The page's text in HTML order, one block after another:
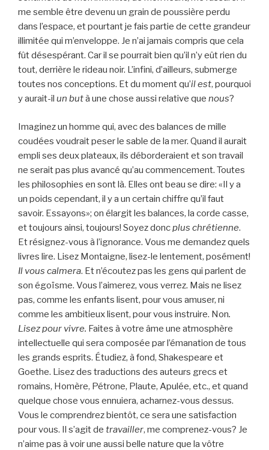
me semble être devenu un grain de poussière perdu
dans l’espace, et pourtant je fais partie de cette grandeur
illimitée qui m’enveloppe. Je n’ai jamais compris que cela
fût désespérant. Car il se pourrait bien qu’il n’y eût rien du
tout, derrière le rideau noir. L’infini, d’ailleurs, submerge
toutes nos conceptions. Et du moment qu’il est, pourquoi
y aurait-il un butà une chose aussi relative que nous?
Imaginez un homme qui, avec des balances de mille
coudées voudrait peser le sable de la mer. Quand il aurait
empli ses deux plateaux, ils déborderaient et son travail
ne serait pas plus avancé qu’au commencement. Toutes
les philosophies en sont là. Elles ont beau se dire: «Il y a
un poids cependant, il y a un certain chiffre qu’il faut
savoir. Essayons»; on élargit les balances, la corde casse,
et toujours ainsi, toujours! Soyez doncplus chrétienne.
Et résignez-vous à l’ignorance. Vous me demandez quels
livres lire. Lisez Montaigne, lisez-le lentement, posément!
Il vous calmera. Et n’écoutez pas les gens qui parlent de
son égoïsme. Vous l’aimerez, vous verrez. Mais ne lisez
pas, comme les enfants lisent, pour vous amuser, ni
comme les ambitieux lisent, pour vous instruire. Non.
Lisez pour vivre. Faites à votre âme une atmosphère
intellectuelle qui sera composée par l’émanation de tous
les grands esprits. Étudiez, à fond, Shakespeare et
Goethe. Lisez des traductions des auteurs grecs et
romains, Homère, Pétrone, Plaute, Apulée, etc., et quand
quelque chose vous ennuiera, acharnez-vous dessus.
Vous le comprendrez bientôt, ce sera une satisfaction
pour vous. Il s’agit de travailler, me comprenez-vous? Je
n’aime pas à voir une aussi belle nature que la vôtre